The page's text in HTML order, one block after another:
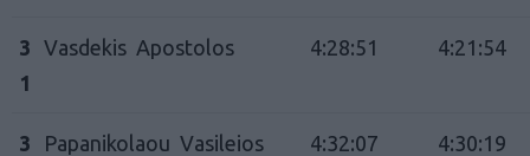
3
1
Vasdekis Apostolos 4:28:51 4:21:54
3
Papanikolaou Vasileios 4:32:07 4:30:19